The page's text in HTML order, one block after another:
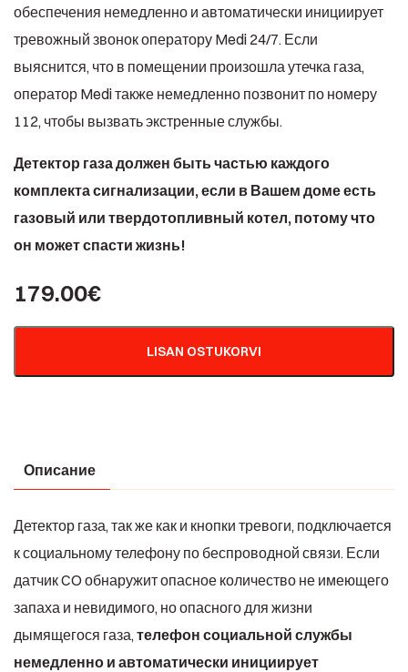
обеспечения немедленно и автоматически инициирует
тревожный звонок оператору Medi 24/7. Если
выяснится, что в помещении произошла утечка газа,
оператор Medi также немедленно позвонит по номеру
112, чтобы вызвать экстренные службы.
Детектор газа должен быть частью каждого
комплекта сигнализации, если в Вашем доме есть
газовый или твердотопливный котел, потому что
он может спасти жизнь!
179.00€
LISAN OSTUKORVI
Описание
Детектор газа, так же как и кнопки тревоги, подключается
к социальному телефону по беспроводной связи. Если
датчик CO обнаружит опасное количество не имеющего
запаха и невидимого, но опасного для жизни
дымящегося газа, телефон социальной службы
немедленно и автоматически инициирует